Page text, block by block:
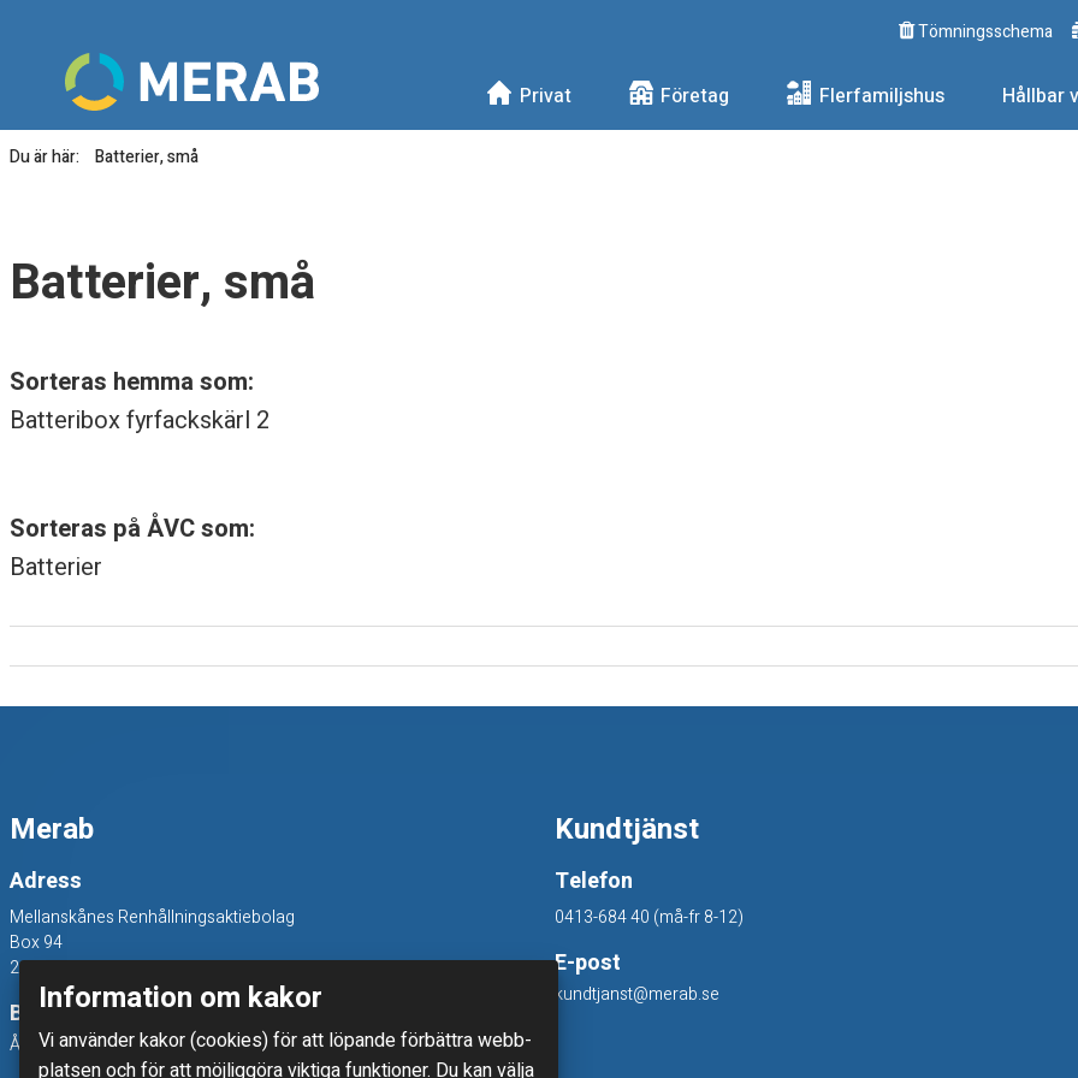
Tömningsschema
Mellanskånes Renhållnings AB
Privat Företag Flerfamiljshus Hållbar
Du är här: Batterier, små
a
t
t
e
e
r
,
m
å
Batterier, små
Sorteras hemma som:
Batteribox fyrfackskärl 2
Sorteras på ÅVC som:
Batterier
Merab
Adress
Mellanskånes Renhållningsaktiebolag
Box 94
241 22 Eslöv
Besöksadress
Åkerivägen 3, 241 38 Eslöv
Kundtjänst
Telefon
0413-684 40 (må-fr 8-12)
E-post
kundtjanst@merab.se
Information om kakor
Vi använder kakor (cookies) för att löpande förbättra webb­
platsen och för att möjlig­göra viktiga funktioner. Du kan välja